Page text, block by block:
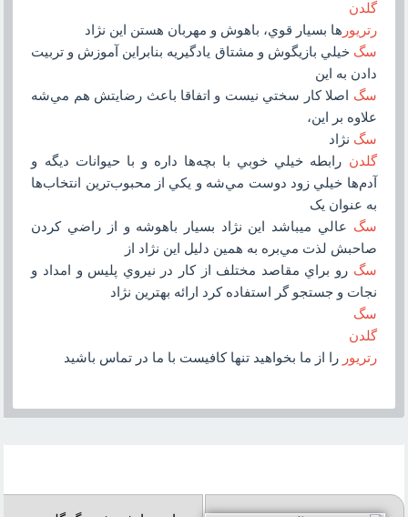
گلدن
رتريور ها بسيار قوي، باهوش و مهربان هستن اين نژاد
سگ خيلي بازيگوش و مشتاق يادگيريه بنابراين آموزش و تربيت
دادن به اين
سگ اصلا کار سختي نيست و اتفاقا باعث رضايتش هم مي‌شه
علاوه بر اين،
سگ نژاد
گلدن رابطه خيلي خوبي با بچه‌ها داره و با حيوانات ديگه و
آدم‌ها خيلي زود دوست مي‌شه و يکي از محبوب‌ترين انتخاب‌ها
به عنوان يک
سگ عالي ميباشد اين نژاد بسيار باهوشه و از راضي کردن
صاحبش لذت مي‌بره به همين دليل اين نژاد از
سگ رو براي مقاصد مختلف از کار در نيروي پليس و امداد و
نجات و جستجو گر استفاده کرد ارائه بهترين نژاد
سگ
گلدن
رتريور را از ما بخواهيد تنها کافيست با ما در تماس باشيد